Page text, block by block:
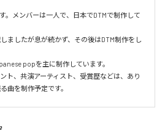
。メンバーは一人で、日本でDTMで制作して
ましたが息が続かず、その後はDTM制作をし
popを主に制作しています。
ト、共演アーティスト、受賞歴などは、あり
曲を制作予定です。